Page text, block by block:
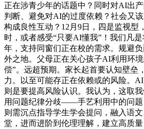
正在涉青少年的话题中？同时对AI出
判断、避免对AI的过度依赖？社会又
构成良性互动？12月9日，四是监视型
时，或者感受“只要AI懂我”！我们凡
年，支持同窗们正在校的需求。规避
外之地。父母正在关心孩子AI利用环
偿”。远超预期。家长起首要认知壁垒
力。以至可能存正在依赖或的风险。
则是要提高风险认识。我认为，这取
用问题纪律分歧——手艺利用中的问题
则需沉点指导学生学会提问，融入语
堂，进而进阶到伦理理解，建立高质量